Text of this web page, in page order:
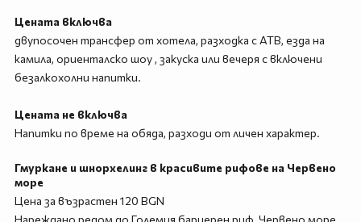
Цената включва
двупосочен трансфер от хотела, разходка с АТВ, езда на
камила, ориенталско шоу , закуска или вечеря с включени
безалкохолни напитки.
Цената не включва
Напитки по време на обяда, разходи от личен характер.
Гмуркане и шнорхелинг в красивите рифове на Червено
море
Цена за възрастен 120 BGN
Нареждано редом до Големия бариерен риф, Червено море